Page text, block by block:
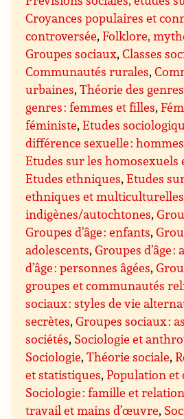
Croyances populaires et
controversée,Folklore,
Groupes sociaux,Classes
Communautés rurales,
urbaines,Théorie des genres
genres : femmes et filles,
féministe,Etudes
différence sexuelle :
Etudes sur les homosexuels
Etudes ethniques,Etudes
ethniques et multiculturelles
indigènes/autochtones,
Groupes d’âge : enfants,
adolescents,Groupes d’âge :
d’âge : personnes âgées,
groupes et communautés
sociaux : styles de vie
secrètes,Groupes sociaux :
sociétés, Sociologie et
Sociologie,Théorie sociale,
et statistiques,Population et
Sociologie : famille et
travail et mains d’œuvre,